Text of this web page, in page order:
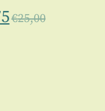
€25,00